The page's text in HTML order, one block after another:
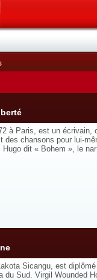
à Paris, est un écrivain,
des chansons pour lui-
dit « Bohem », le
Sicangu, est
du Sud. Virgil Wounded